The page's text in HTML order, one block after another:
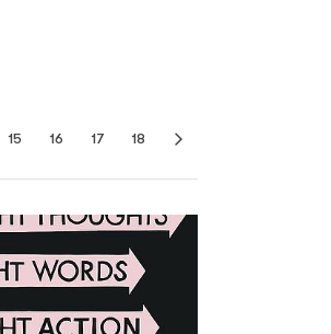
15 16 17 18